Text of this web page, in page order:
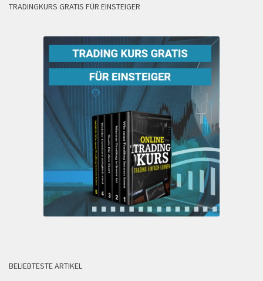
TRADINGKURS GRATIS FÜR EINSTEIGER
BELIEBTESTE ARTIKEL